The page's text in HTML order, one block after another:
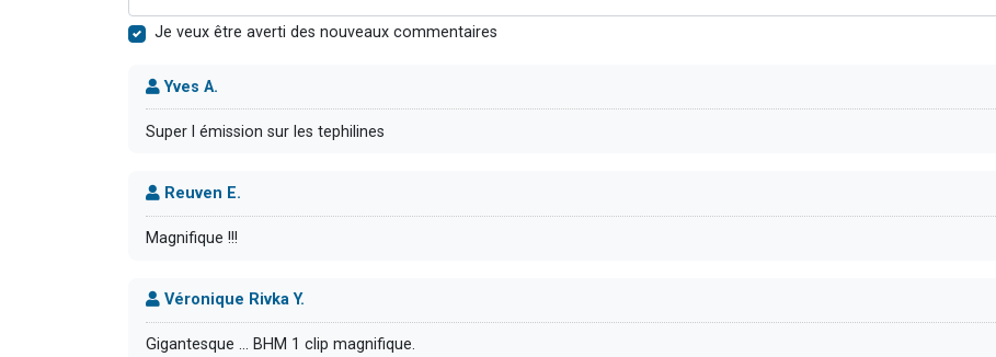
Je veux être averti des nouveaux commentaires
Yves A.
Super l émission sur les tephilines
Reuven E.
Magnifique !!!
Véronique Rivka Y.
Gigantesque ... BHM 1 clip magnifique.